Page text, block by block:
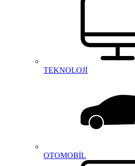
TEKNOLOJİ
OTOMOBİL